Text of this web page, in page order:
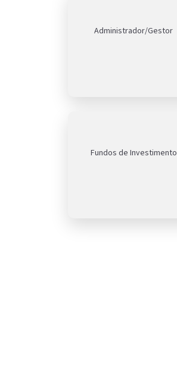
Administrador/Gestor
Fundos de Investimento